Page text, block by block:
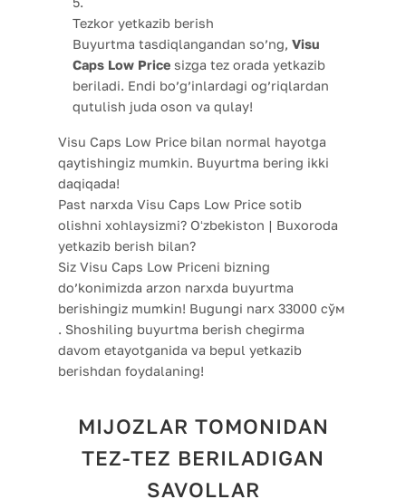
Tezkor yetkazib berish
Buyurtma tasdiqlangandan so’ng, Visu
Caps Low Price sizga tez orada yetkazib
beriladi. Endi bo’g’inlardagi og’riqlardan
qutulish juda oson va qulay!
Visu Caps Low Price bilan normal hayotga
qaytishingiz mumkin. Buyurtma bering ikki
daqiqada!
Past narxda Visu Caps Low Price sotib
olishni xohlaysizmi? Oʻzbekiston | Buxoroda
yetkazib berish bilan?
Siz Visu Caps Low Priceni bizning
do’konimizda arzon narxda buyurtma
berishingiz mumkin! Bugungi narx 33000 сўм
. Shoshiling buyurtma berish chegirma
davom etayotganida va bepul yetkazib
berishdan foydalaning!
MIJOZLAR TOMONIDAN
TEZ-TEZ BERILADIGAN
SAVOLLAR